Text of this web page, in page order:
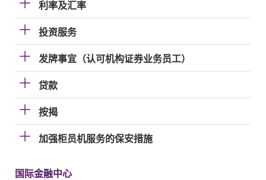
利率及汇率
投资服务
发牌事宜（认可机构证券业务员工）
贷款
按揭
加强柜员机服务的保安措施
国际金融中心